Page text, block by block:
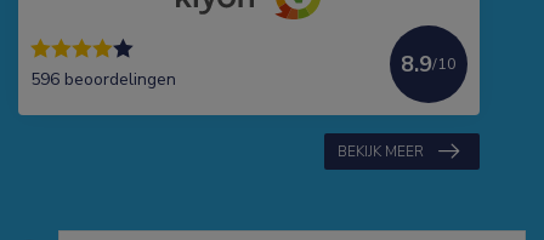
596 beoordelingen
8.9/10
BEKIJK MEER